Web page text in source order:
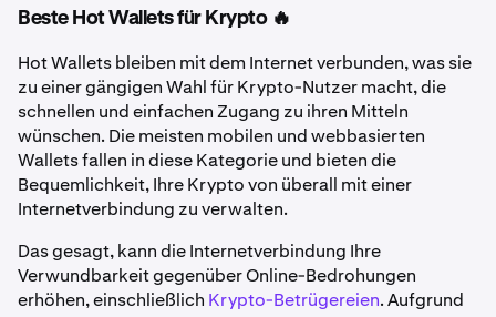
Beste Hot Wallets für Krypto 🔥
Hot Wallets bleiben mit dem Internet verbunden, was sie
zu einer gängigen Wahl für Krypto-Nutzer macht, die
schnellen und einfachen Zugang zu ihren Mitteln
wünschen. Die meisten mobilen und webbasierten
Wallets fallen in diese Kategorie und bieten die
Bequemlichkeit, Ihre Krypto von überall mit einer
Internetverbindung zu verwalten.
Das gesagt, kann die Internetverbindung Ihre
Verwundbarkeit gegenüber Online-Bedrohungen
erhöhen, einschließlich Krypto-Betrügereien. Aufgrund